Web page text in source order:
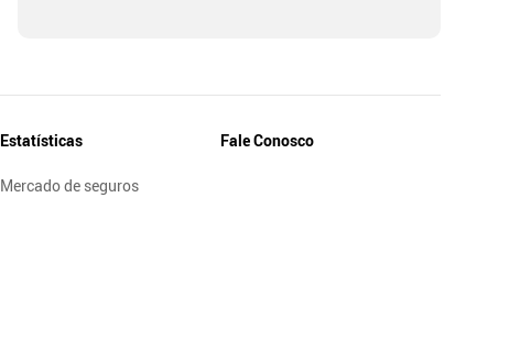
Estatísticas
Mercado de seguros
Fale Conosco